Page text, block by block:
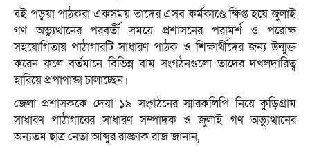
বই পড়ুয়া পাঠকরা একসময় তাদের এসব কর্মকাণ্ডে ক্ষিপ্ত হয়ে জুলাই
গণ অভ্যুত্থানের পরবর্তী সময়ে প্রশাসনের পরামর্শ ও পরোক্ষ
সহযোগিতায় পাঠাগারটি সাধারণ পাঠক ও শিক্ষার্থীদের জন্য উন্মুক্ত
করেন ফলে বর্তমানে বিভিন্ন বাম সংগঠনগুলো তাদের দখলদারিত্ব
হারিয়ে প্রপাগান্ডা চালাচ্ছেন।
জেলা প্রশাসককে দেয়া ১৯ সংগঠনের স্মারকলিপি নিয়ে কুড়িগ্রাম
সাধারণ পাঠাগারের সাধারণ সম্পাদক ও জুলাই গণ অভ্যুত্থানের
অন্যতম ছাত্র নেতা আব্দুর রাজ্জাক রাজ জানান,